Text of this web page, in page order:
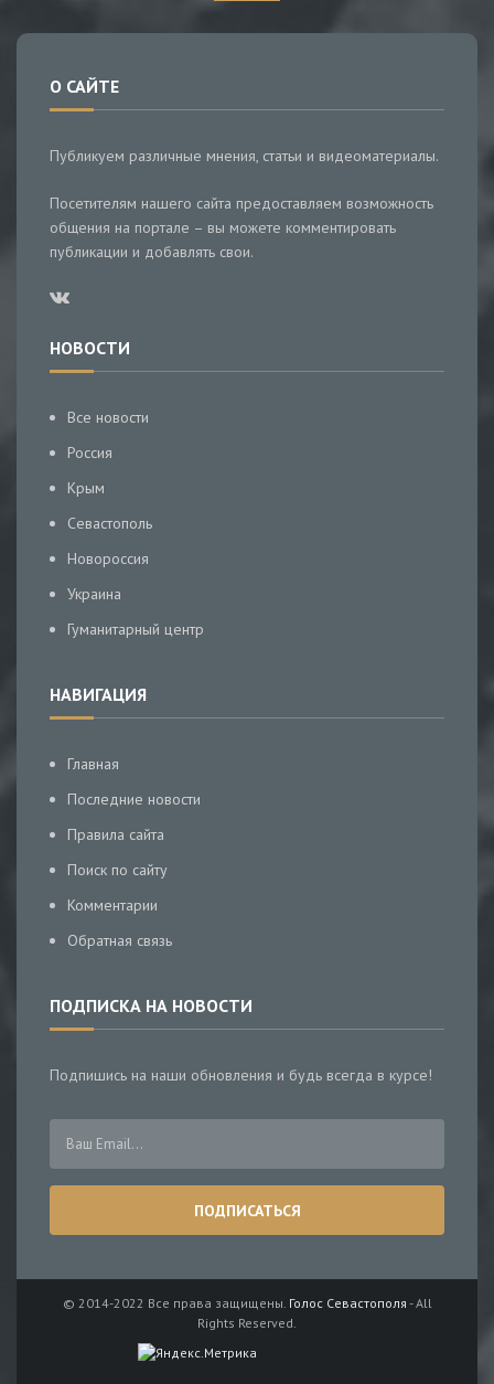
О САЙТЕ
Публикуем различные мнения, статьи и видеоматериалы.
Посетителям нашего сайта предоставляем возможность
общения на портале – вы можете комментировать
публикации и добавлять свои.
НОВОСТИ
Все новости
Россия
Крым
Севастополь
Новороссия
Украина
Гуманитарный центр
НАВИГАЦИЯ
Главная
Последние новости
Правила сайта
Поиск по сайту
Комментарии
Обратная связь
ПОДПИСКА НА НОВОСТИ
Подпишись на наши обновления и будь всегда в курсе!
© 2014-2022 Все права защищены. Голос Севастополя - All
Rights Reserved.